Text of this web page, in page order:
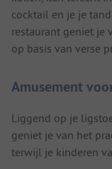
cocktail en je je
restaurant geniet je
op basis van verse
Amusement
Liggend op je
geniet je van het
terwijl je kinderen